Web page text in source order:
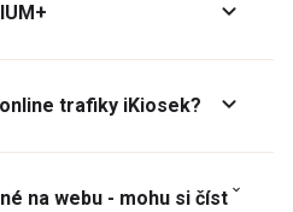
trafiky iKiosek?
na webu - mohu si číst